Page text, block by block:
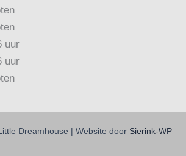
uur
uur
Dreamhouse | Website door Sierink-WP